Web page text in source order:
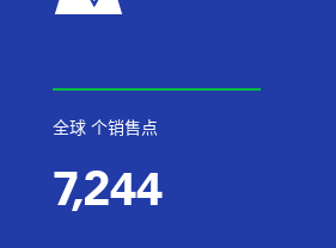
全球 个销售点
7,244